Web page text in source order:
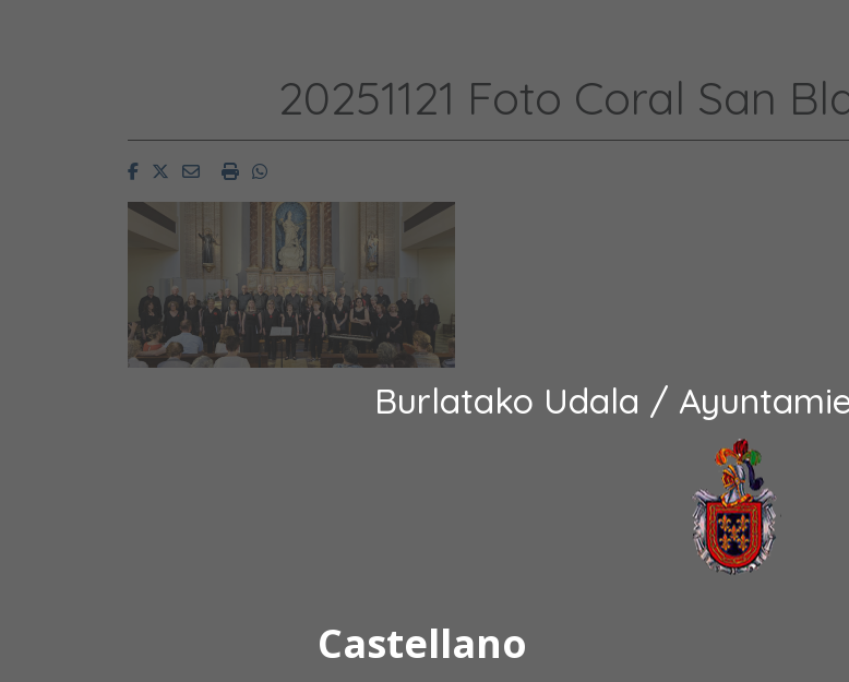
Burlatako Udala /
Castellano
20251121 Foto Coral San
FacebookTwitterEmailImprimirWhatsapp